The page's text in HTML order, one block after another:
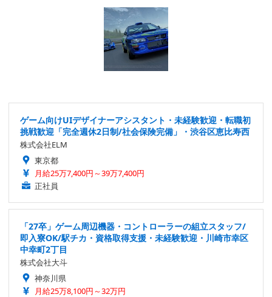
ゲーム向けUIデザイナーアシスタント・未経験歓迎・転職初
挑戦歓迎「完全週休2日制/社会保険完備」・渋谷区恵比寿西
株式会社ELM
東京都
月給25万7,400円～39万7,400円
正社員
「27卒」ゲーム周辺機器・コントローラーの組立スタッフ/
即入寮OK/駅チカ・資格取得支援・未経験歓迎・川崎市幸区
中幸町2丁目
株式会社大斗
神奈川県
月給25万8,100円～32万円